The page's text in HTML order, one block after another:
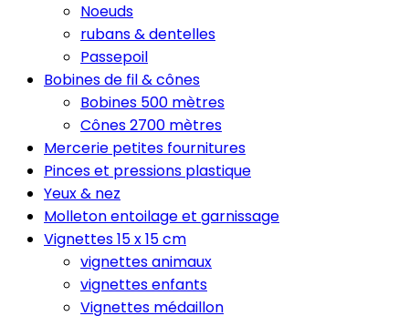
Noeuds
rubans & dentelles
Passepoil
Bobines de fil & cônes
Bobines 500 mètres
Cônes 2700 mètres
Mercerie petites fournitures
Pinces et pressions plastique
Yeux & nez
Molleton entoilage et garnissage
Vignettes 15 x 15 cm
vignettes animaux
vignettes enfants
Vignettes médaillon